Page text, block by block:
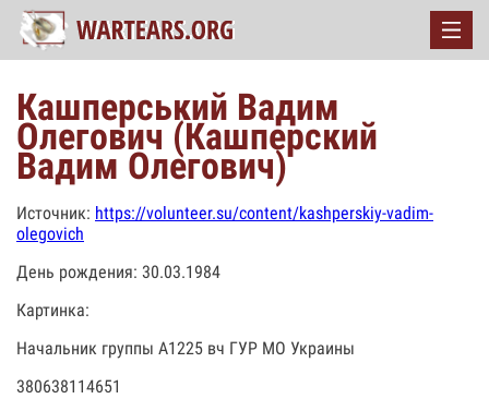
Кашперський Вадим
Олегович (Кашперский
Вадим Олегович)
Источник: https://volunteer.su/content/kashperskiy-vadim-
olegovich
День рождения: 30.03.1984
Картинка:
Начальник группы А1225 вч ГУР МО Украины
380638114651